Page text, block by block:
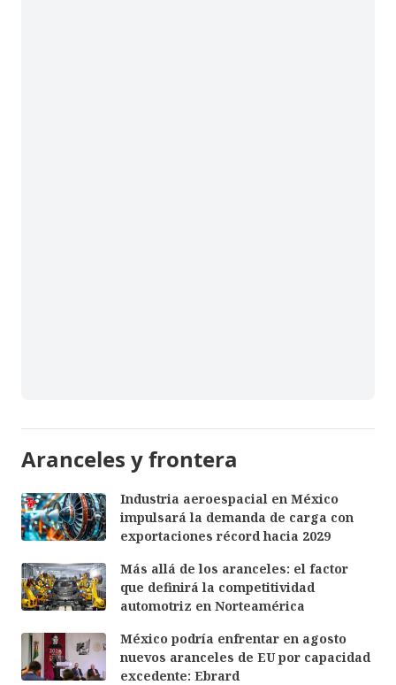
Aranceles y frontera
Industria aeroespacial en México
impulsará la demanda de carga con
exportaciones récord hacia 2029
Más allá de los aranceles: el factor
que definirá la competitividad
automotriz en Norteamérica
México podría enfrentar en agosto
nuevos aranceles de EU por capacidad
excedente: Ebrard